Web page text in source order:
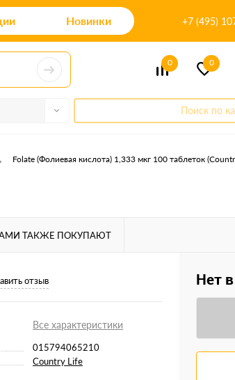
Новинки +7 (495)
0 0
Поиск по
Folate (Фолиевая кислота) 1,333 мкг 100 таблеток
ТАКЖЕ ПОКУПАЮТ
отзыв
Все характеристики
015794065210
Country Life
Нет